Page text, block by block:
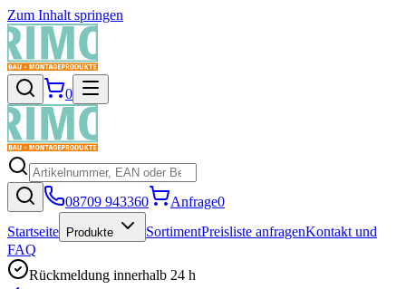
Zum Inhalt springen
0
08709 943360 Anfrage0
Startseite
Produkte SortimentPreisliste anfragenKontakt und
FAQ
Rückmeldung innerhalb 24 h